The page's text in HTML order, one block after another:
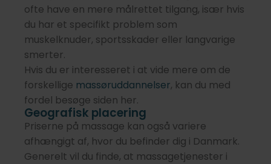
ofte have en mere målrettet tilgang, især hvis
du har et specifikt problem som
muskelknuder, sportsskader eller langvarige
smerter.
Hvis du er interesseret i at vide mere om de
forskellige massøruddannelser, kan du med
fordel besøge siden her.
Geografisk placering
Priserne på massage kan også variere
afhængigt af, hvor du befinder dig i Danmark.
Generelt vil du finde, at massagetjenester i